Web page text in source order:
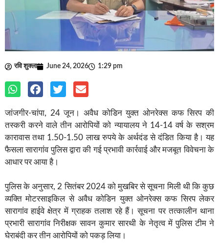
रवि शुक्ला June 24, 2026 1:29 pm
जांजगीर-चांपा, 24 जून। अवैध कोडिन युक्त ओनरेक्स कफ सिरप की
तस्करी करने वाले तीन आरोपियों को न्यायालय ने 14-14 वर्ष के सश्रम
कारावास तथा 1.50-1.50 लाख रुपये के अर्थदंड से दंडित किया है। यह
फैसला सारागांव पुलिस द्वारा की गई प्रभावी कार्रवाई और मजबूत विवेचना के
आधार पर आया है।
पुलिस के अनुसार, 2 सितंबर 2024 को मुखबिर से सूचना मिली थी कि कुछ
व्यक्ति मोटरसाइकिल से अवैध कोडिन युक्त ओनरेक्स कफ सिरप लेकर
सारागांव हाईवे क्षेत्र में ग्राहक तलाश रहे हैं। सूचना पर तत्कालीन थाना
प्रभारी सारागांव निरीक्षक सावन कुमार सारथी के नेतृत्व में पुलिस टीम ने
घेराबंदी कर तीन आरोपियों को पकड़ लिया।